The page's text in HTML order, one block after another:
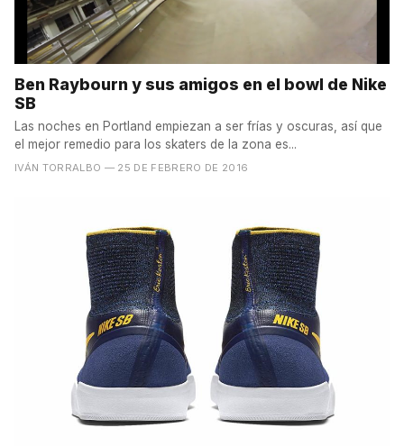
Ben Raybourn y sus amigos en el bowl de Nike
SB
Las noches en Portland empiezan a ser frías y oscuras, así que
el mejor remedio para los skaters de la zona es...
IVÁN TORRALBO — 25 DE FEBRERO DE 2016